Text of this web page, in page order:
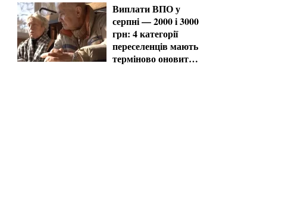
Виплати ВПО у
серпні — 2000 і 3000
грн: 4 категорії
переселенців мають
терміново оновити